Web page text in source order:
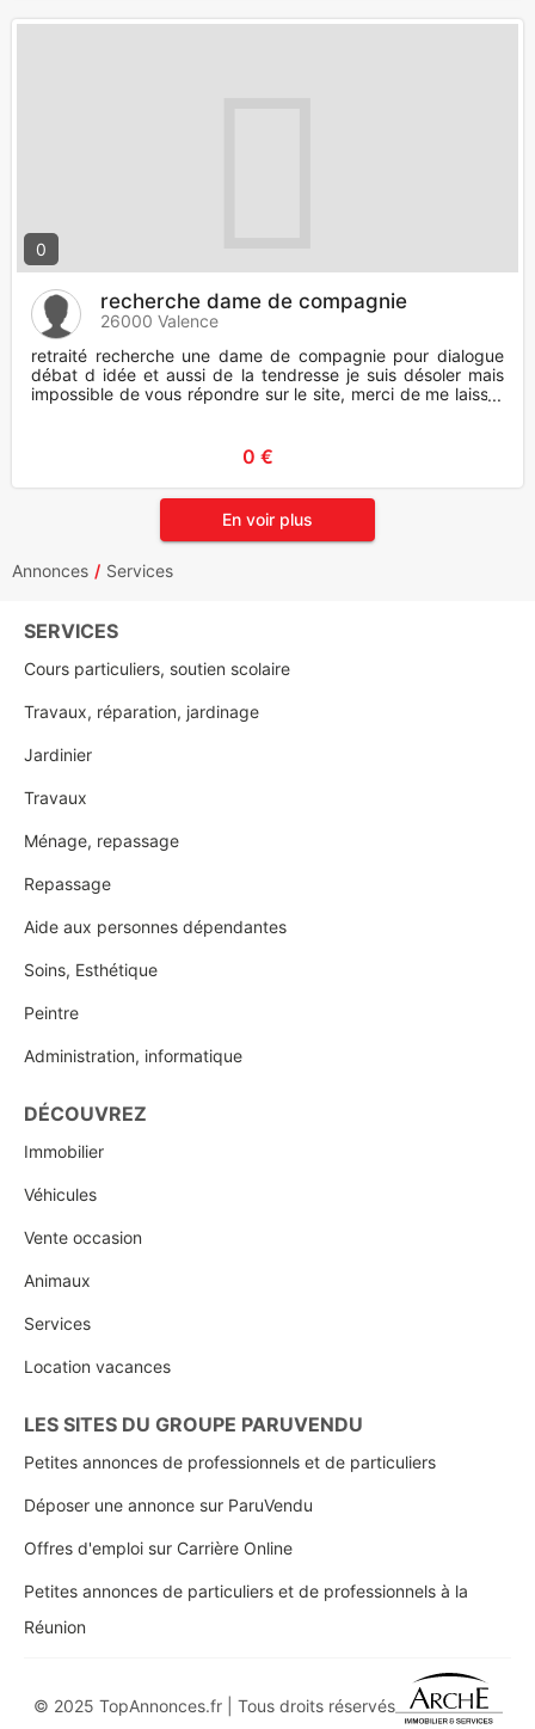
0
recherche dame de compagnie
26000 Valence
retraité recherche une dame de compagnie pour dialogue
débat d idée et aussi de la tendresse je suis désoler mais
impossible de vous répondre sur le site, merci de me laisser
0 €
En voir plus
Annonces Services
SERVICES
Cours particuliers, soutien scolaire
Travaux, réparation, jardinage
Jardinier
Travaux
Ménage, repassage
Repassage
Aide aux personnes dépendantes
Soins, Esthétique
Peintre
Administration, informatique
DÉCOUVREZ
Immobilier
Véhicules
Vente occasion
Animaux
Services
Location vacances
LES SITES DU GROUPE PARUVENDU
Petites annonces de professionnels et de particuliers
Déposer une annonce sur ParuVendu
Offres d'emploi sur Carrière Online
Petites annonces de particuliers et de professionnels à la
Réunion
© 2025 TopAnnonces.fr | Tous droits réservés